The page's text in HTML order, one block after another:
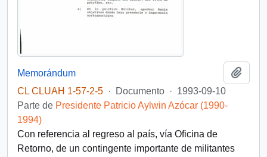
Memorándum
CL CLUAH 1-57-2-5 · Documento · 1993-09-10
Parte de Presidente Patricio Aylwin Azócar (1990-
1994)
Con referencia al regreso al país, vía Oficina de
Retorno, de un contingente importante de militantes